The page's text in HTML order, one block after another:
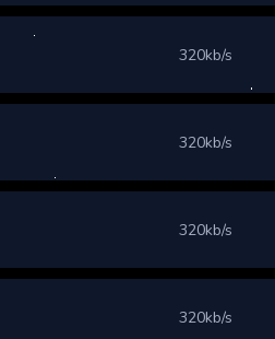
320kb/s
320kb/s
320kb/s
320kb/s